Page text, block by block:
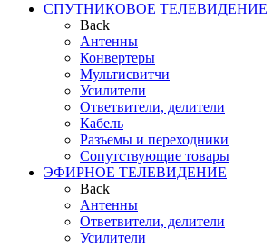
СПУТНИКОВОЕ ТЕЛЕВИДЕНИЕ
Back
Антенны
Конвертеры
Мультисвитчи
Усилители
Ответвители, делители
Кабель
Разъемы и переходники
Сопутствующие товары
ЭФИРНОЕ ТЕЛЕВИДЕНИЕ
Back
Антенны
Ответвители, делители
Усилители